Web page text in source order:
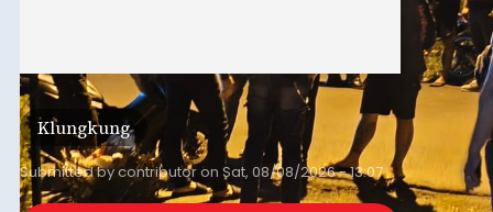
Klungkung
Submitted bycontributoron Sat, 08/08/2026 - 13:07